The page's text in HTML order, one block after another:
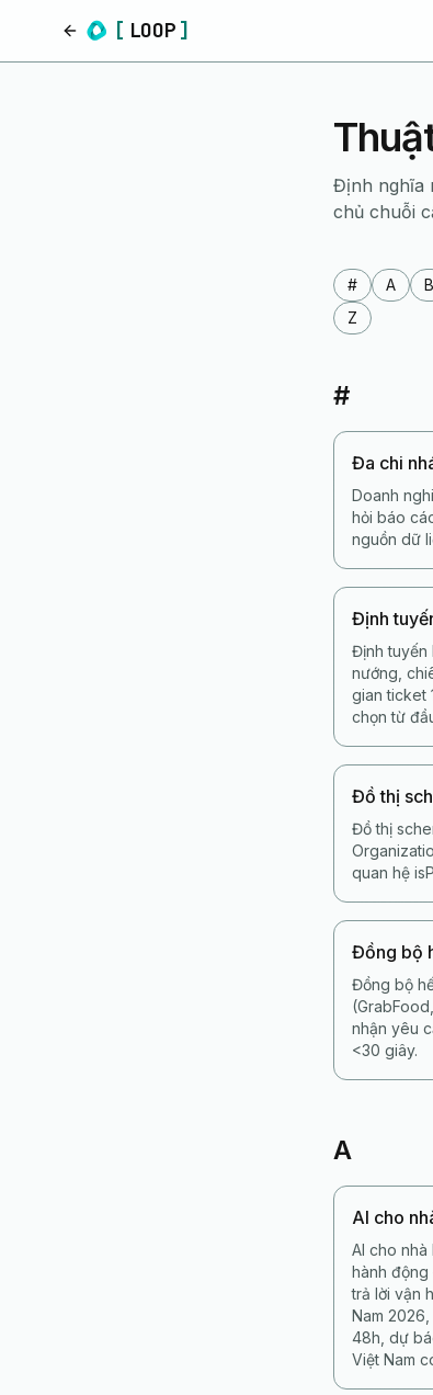
[ LOOP ]
Trang chủ
Định nghĩa
chủ chuỗi
# A B
Z
#
Đa chi
Doanh
hỏi báo
nguồn dữ
Định
Định tuyến
nướng,
gian ticket
chọn từ
Đồ thị
Đồ thị
quan hệ
Đồng bộ
Đồng bộ
nhận yêu
<30 giây.
A
AI cho
AI cho
hành
trả lời vận
Nam
48h, dự
Việt Nam